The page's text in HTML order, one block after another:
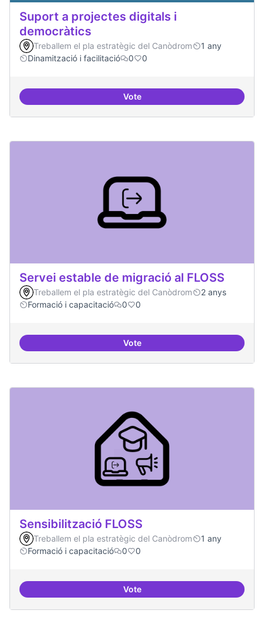
Suport a projectes digitals i
democràtics
Treballem el pla estratègic del Canòdrom
1 any
Dinamització i facilitació
0 0
VoteSuport a projectes digitals i
Servei estable de migració al FLOSS
Treballem el pla estratègic del Canòdrom
2 anys
Formació i capacitació
0 0
VoteServei estable de migració al
Sensibilització FLOSS
Treballem el pla estratègic del Canòdrom
1 any
Formació i capacitació
0 0
VoteSensibilització FLOSS